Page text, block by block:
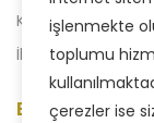
Kataloglar
İletişim
E-Bülten
işlenmekte
toplumu
çerezler ise